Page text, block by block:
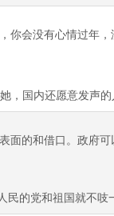
你会没有心情过年，
，国内还愿意发声的
面的和借口。政府
民的党和祖国就不吱